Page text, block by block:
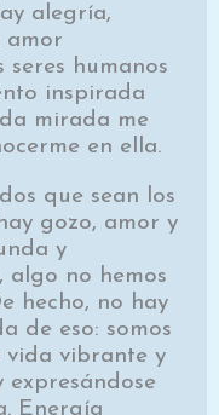
alegría,
amor
humanos
inspirada
mirada me
en ella.
que sean los
gozo, amor y
y
algo no hemos
hecho, no hay
de eso: somos
vida vibrante y
expresándose
Energía